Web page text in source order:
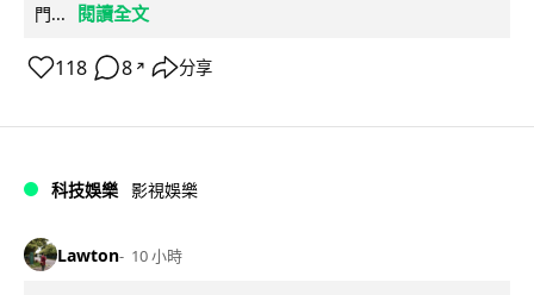
門...
閱讀全文
118 8 ↗ 分享
科技娛樂 影視娛樂
Lawton 10 小時